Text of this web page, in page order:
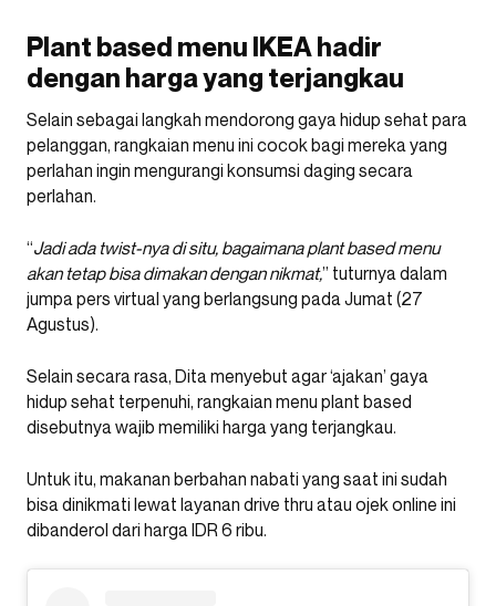
Plant based menu IKEA hadir
dengan harga yang terjangkau
Selain sebagai langkah mendorong gaya hidup sehat para
pelanggan, rangkaian menu ini cocok bagi mereka yang
perlahan ingin mengurangi konsumsi daging secara
perlahan.
“Jadi ada twist-nya di situ, bagaimana plant based menu
akan tetap bisa dimakan dengan nikmat,” tuturnya dalam
jumpa pers virtual yang berlangsung pada Jumat (27
Agustus).
Selain secara rasa, Dita menyebut agar ‘ajakan’ gaya
hidup sehat terpenuhi, rangkaian menu plant based
disebutnya wajib memiliki harga yang terjangkau.
Untuk itu, makanan berbahan nabati yang saat ini sudah
bisa dinikmati lewat layanan drive thru atau ojek online ini
dibanderol dari harga IDR 6 ribu.